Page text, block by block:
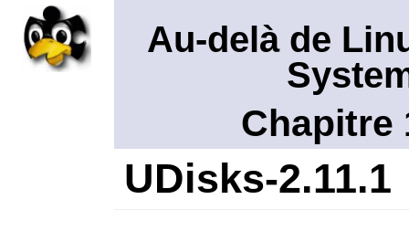
Au-delà de
Chapitre
UDisks-2.11.1